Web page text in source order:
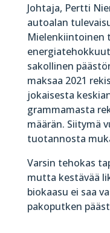
Johtaja, Pertti
autoalan
Mielenkiintoinen
sakollinen
maksaa 2021
jokaisesta
grammamasta
määrän. Siitymä
tuotannosta
Varsin tehokas
mutta kestävää
biokaasu ei saa
pakoputken